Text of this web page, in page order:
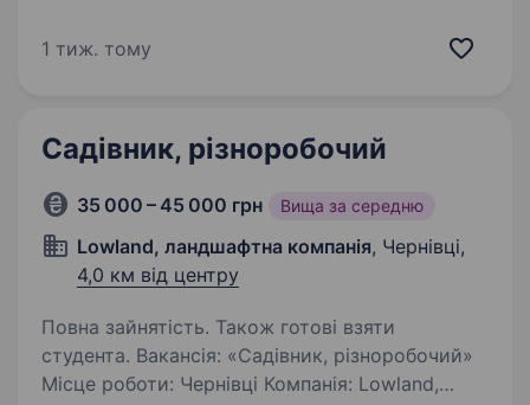
Ми створюємо стильні та функціональні
1 тиж. тому
Садівник, різноробочий
35 000 – 45 000 грн Вища за середню
Lowland, ландшафтна компанія, Чернівці,
4,0 км від центру
Повна зайнятість. Також готові взяти
студента. Вакансія: «Садівник, різноробочий»
Місце роботи: Чернівці Компанія: Lowland,